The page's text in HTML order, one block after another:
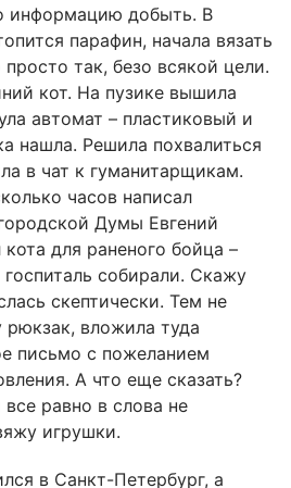
информацию добыть. В
парафин, начала вязать
так, безо всякой цели.
кот. На пузике вышила
автомат – пластиковый и
нашла. Решила похвалиться
в чат к гуманитарщикам.
часов написал
Думы Евгений
для раненого бойца –
собирали. Скажу
скептически. Тем не
рюкзак, вложила туда
письмо с пожеланием
А что еще сказать?
равно в слова не
игрушки.
в Санкт-Петербург, а